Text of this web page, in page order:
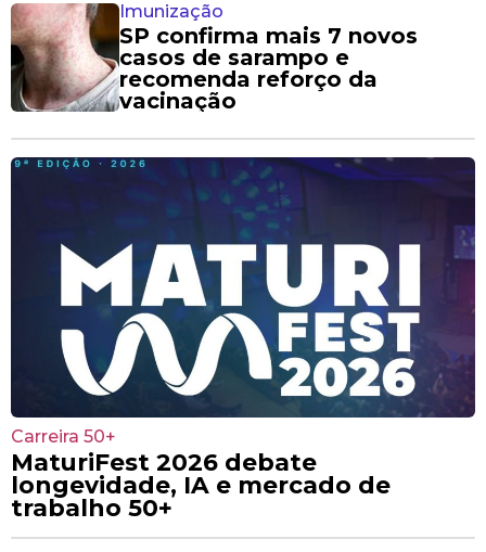
Imunização
SP confirma mais 7 novos
casos de sarampo e
recomenda reforço da
vacinação
Carreira 50+
MaturiFest 2026 debate
longevidade, IA e mercado de
trabalho 50+